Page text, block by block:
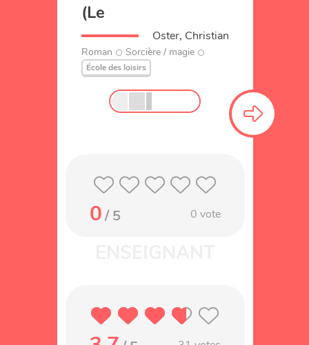
(Le
Oster, Christian
Roman Sorcière / magie
École des loisirs
0/ 5 0 vote